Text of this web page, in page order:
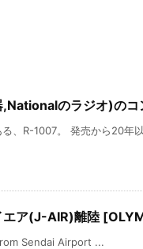
のラジオ)のコ
、R-1007。 発売から20年
エア(J-AIR)離陸
Sendai Airport ...